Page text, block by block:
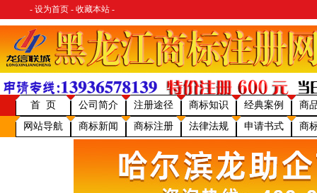
- 设为首页 - 收藏本站 -
首 页 公司简介 注册途径 商标知识 经典案例
商
网站导航
商标新闻 商标注册 法律法规 申请书式 商